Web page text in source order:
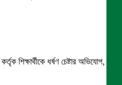
শিক্ষার্থীকে ধর্ষণ চেষ্টার অভিযোগ,